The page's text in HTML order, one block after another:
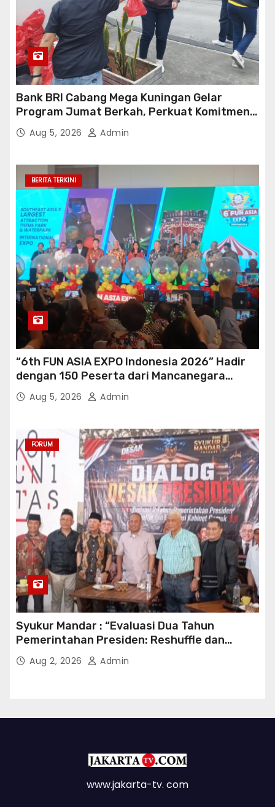
Bank BRI Cabang Mega Kuningan Gelar
Program Jumat Berkah, Perkuat Komitmen
untuk Saling Berbagai Kepada Masyarakat
Sekitar Kawasan Mega Kuningan
Aug 5, 2026 Admin
BERITA TERKINI
“6th FUN ASIA EXPO Indonesia 2026” Hadir
dengan 150 Peserta dari Mancanegara
perkuat Industri Taman Rekreasi Ekosistem
Pariwisata di Tanah Air
Aug 5, 2026 Admin
FORUM
Syukur Mandar : “Evaluasi Dua Tahun
Pemerintahan Presiden: Reshuffle dan
Efisiensi Kabinet Gemuk”
Aug 2, 2026 Admin
www.jakarta-tv. com